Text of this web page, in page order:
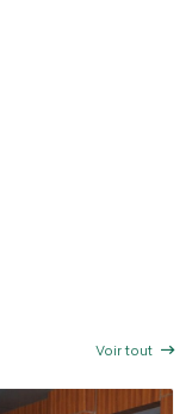
Voir tout